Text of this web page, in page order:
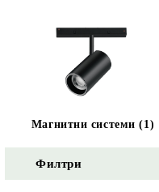
Магнитни системи (1)
Филтри